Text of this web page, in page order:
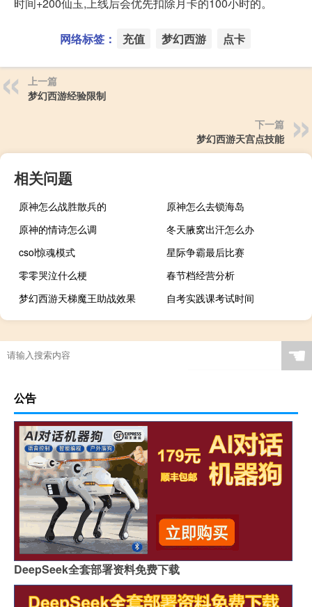
网络标签： 充值 梦幻西游 点卡
上一篇
梦幻西游经验限制
下一篇
梦幻西游天宫点技能
相关问题
原神怎么战胜散兵的
原神怎么去锁海岛
原神的情诗怎么调
冬天腋窝出汗怎么办
csol惊魂模式
星际争霸最后比赛
零零哭泣什么梗
春节档经营分析
梦幻西游天梯魔王助战效果
自考实践课考试时间
☚
公告
DeepSeek全套部署资料免费下载